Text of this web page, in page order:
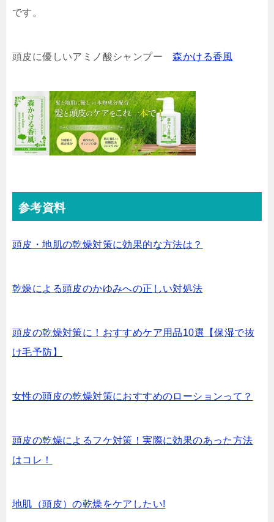
です。
頭皮に優しいアミノ酸シャンプー森かける香風
参考資料
頭皮・地肌の乾燥対策に効果的な方法は？
乾燥による頭皮のかゆみへの正しい対処法
頭皮の乾燥対策に！おすすめケア用品10選【保湿で抜
け毛予防】
女性の頭皮の乾燥対策におすすめのローションって？
頭皮の乾燥によるフケ対策！実際に効果のあった方法
はコレ！
地肌（頭皮）の乾燥をケアしたい!